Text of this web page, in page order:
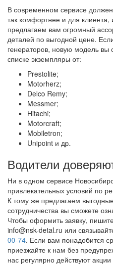
В современном сервисе
так комфортнее и для
предлагаем вам огромный
деталей по выгодной цене.
генераторов, новую модель вы
списке экземпляры от:
Prestolite;
Motorherz;
Delco Remy;
Messmer;
Hitachi;
Motorcraft;
Mobiletron;
Unipoint и др.
Водители
Ни в одном сервисе
привлекательных условий по
К тому же предлагаем
сотрудничества вы сможете
Чтобы оформить заявку,
info@nsk-detal.ru или
00-74. Если вам понадобится
приезжайте к нам без
нас регулярно действуют акции